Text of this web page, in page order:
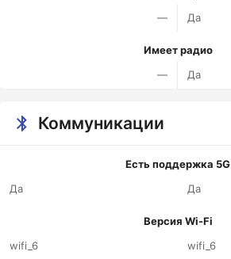
—
Да
Имеет радио
—
Да
Коммуникации
Есть поддержка 5G
Да
Да
Версия Wi-Fi
wifi_6
wifi_6